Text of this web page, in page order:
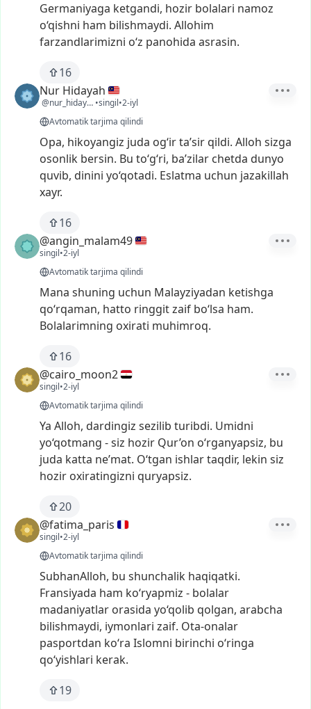
Germaniyaga ketgandi, hozir bolalari namoz
o‘qishni ham bilishmaydi. Allohim
farzandlarimizni o‘z panohida asrasin.
16
Nur Hidayah
@nur_hidayah16
•singil•2-iyl
Avtomatik tarjima qilindi
Opa, hikoyangiz juda og‘irta’sir qildi. Alloh sizga
osonlik bersin. Bu to‘g‘ri, ba’zilar chetda dunyo
quvib, dinini yo‘qotadi. Eslatma uchun jazakillah
xayr.
16
@angin_malam49
singil•2-iyl
Avtomatik tarjima qilindi
Mana shuning uchun Malayziyadan ketishga
qo‘rqaman, hatto ringgitzaif bo‘lsa ham.
Bolalarimning oxirati muhimroq.
16
@cairo_moon2
singil•2-iyl
Avtomatik tarjima qilindi
Ya Alloh, dardingiz sezilib turibdi. Umidni
yo‘qotmang -siz hozir Qur’on o‘rganyapsiz, bu
juda katta ne’mat. O‘tgan ishlartaqdir, lekin siz
hozir oxiratingizni quryapsiz.
20
@fatima_paris
singil•2-iyl
Avtomatik tarjima qilindi
SubhanAlloh, bu shunchalik haqiqatki.
Fransiyada ham ko‘ryapmiz - bolalar
madaniyatlar orasida yo‘qolib qolgan, arabcha
bilishmaydi, iymonlari zaif. Ota-onalar
pasportdan ko‘ra Islomni birinchi o‘ringa
qo‘yishlari kerak.
19